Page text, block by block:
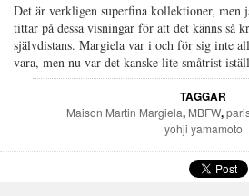
Det är verkligen superfina kollektioner, men
tittar på dessa visningar för att det känns så
självdistans. Margiela var i och för sig inte
vara, men nu var det kanske lite småtrist
TAGGAR
Maison Martin Margiela, MBFW,
yohji yamamoto